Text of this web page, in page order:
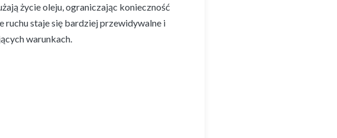
życie oleju, ograniczając konieczność
ruchu staje się bardziej przewidywalne i
warunkach.